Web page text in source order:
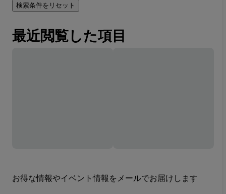
検索条件をリセット
最近閲覧した項目
お得な情報やイベント情報をメールでお届けします